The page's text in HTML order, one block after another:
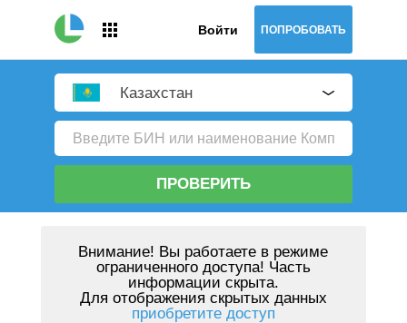
Войти ПОПРОБОВАТЬ
Казахстан
ПРОВЕРИТЬ
Внимание! Вы работаете в режиме
ограниченного доступа! Часть
информации скрыта.
Для отображения скрытых данных
приобретите доступ